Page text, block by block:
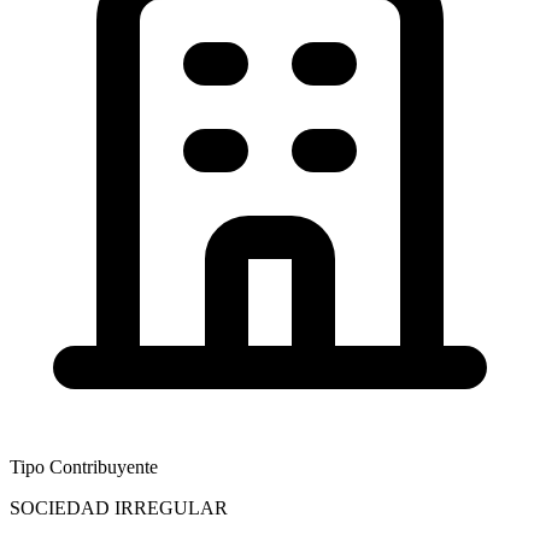
Tipo Contribuyente
SOCIEDAD IRREGULAR